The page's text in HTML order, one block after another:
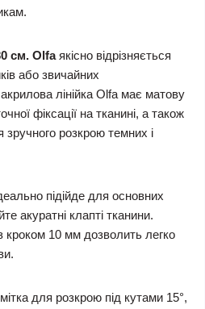
см. Olfaякісно відрізняється
або звичайних
лінійка Olfa має матову
фіксації на тканині, а також
зручного розкрою темних і
підійде для основних
акуратні клапті тканини.
кроком 10 мм дозволить легко
для розкрою під кутами 15°,